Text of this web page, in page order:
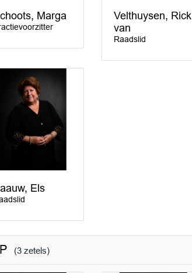
Marga
Velthuysen, Rick
van
Raadslid
Els
(3 zetels)